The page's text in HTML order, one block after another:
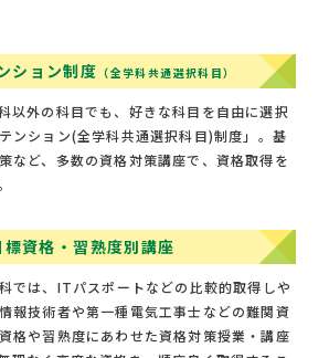
ション制度 （全学科共通選択科目）
以外の科目でも、好きな科目を自由に選択
ンション(全学科共通選択科目)制度」。基
など、多数の資格対策講座で、資格取得を
標資格・習熟度別講座
では、ITパスポートなどの比較的取得しや
報技術者や第一種電気工事士などの難関資
格や習熟度にあわせた資格対策授業・講座